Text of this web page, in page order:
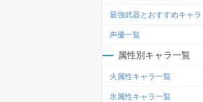
最強武器とおすすめキャラ
声優一覧
属性別キャラ一覧
火属性キャラ一覧
氷属性キャラ一覧